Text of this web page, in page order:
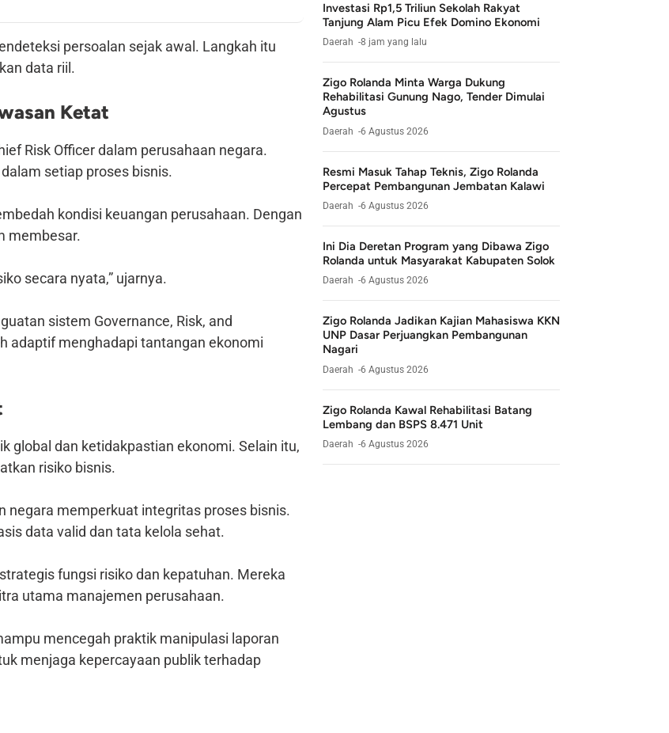
persoalan sejak awal. Langkah itu
data riil.
Ketat
Risk Officer dalam perusahaan negara.
setiap proses bisnis.
kondisi keuangan perusahaan. Dengan
membesar.
secara nyata,” ujarnya.
sistem Governance, Risk, and
adaptif menghadapi tantangan ekonomi
global dan ketidakpastian ekonomi. Selain itu,
risiko bisnis.
negara memperkuat integritas proses bisnis.
data valid dan tata kelola sehat.
fungsi risiko dan kepatuhan. Mereka
utama manajemen perusahaan.
mencegah praktik manipulasi laporan
menjaga kepercayaan publik terhadap
Investasi Rp1,5 Triliun Sekolah Rakyat
Tanjung Alam Picu Efek Domino Ekonomi
Daerah 8 jam yang lalu
Zigo Rolanda Minta Warga Dukung
Rehabilitasi Gunung Nago, Tender Dimulai
Agustus
Daerah 6 Agustus 2026
Resmi Masuk Tahap Teknis, Zigo Rolanda
Percepat Pembangunan Jembatan Kalawi
Daerah 6 Agustus 2026
Ini Dia Deretan Program yang Dibawa Zigo
Rolanda untuk Masyarakat Kabupaten Solok
Daerah 6 Agustus 2026
Zigo Rolanda Jadikan Kajian Mahasiswa KKN
UNP Dasar Perjuangkan Pembangunan
Nagari
Daerah 6 Agustus 2026
Zigo Rolanda Kawal Rehabilitasi Batang
Lembang dan BSPS 8.471 Unit
Daerah 6 Agustus 2026